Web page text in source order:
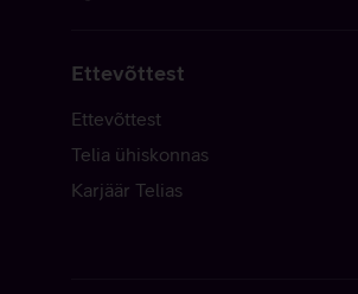
Ettevõttest
Ettevõttest
Telia ühiskonnas
Karjäär Telias